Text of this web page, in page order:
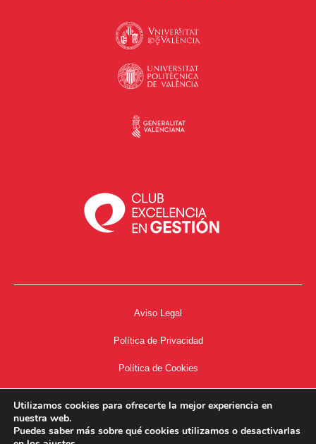
Aviso Legal
Política de Privacidad
Política de Cookies
Utilizamos cookies para ofrecerte la mejor experiencia en
nuestra web.
Puedes saber más sobre qué cookies utilizamos o desactivarlas